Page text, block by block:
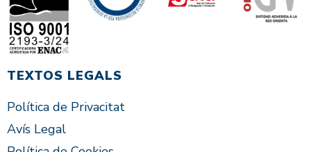
TEXTOS LEGALS
Política de Privacitat
Avís Legal